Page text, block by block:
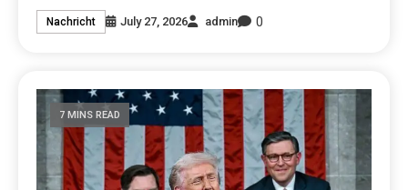
Nachricht July 27, 2026 admin 0
7 MINS READ